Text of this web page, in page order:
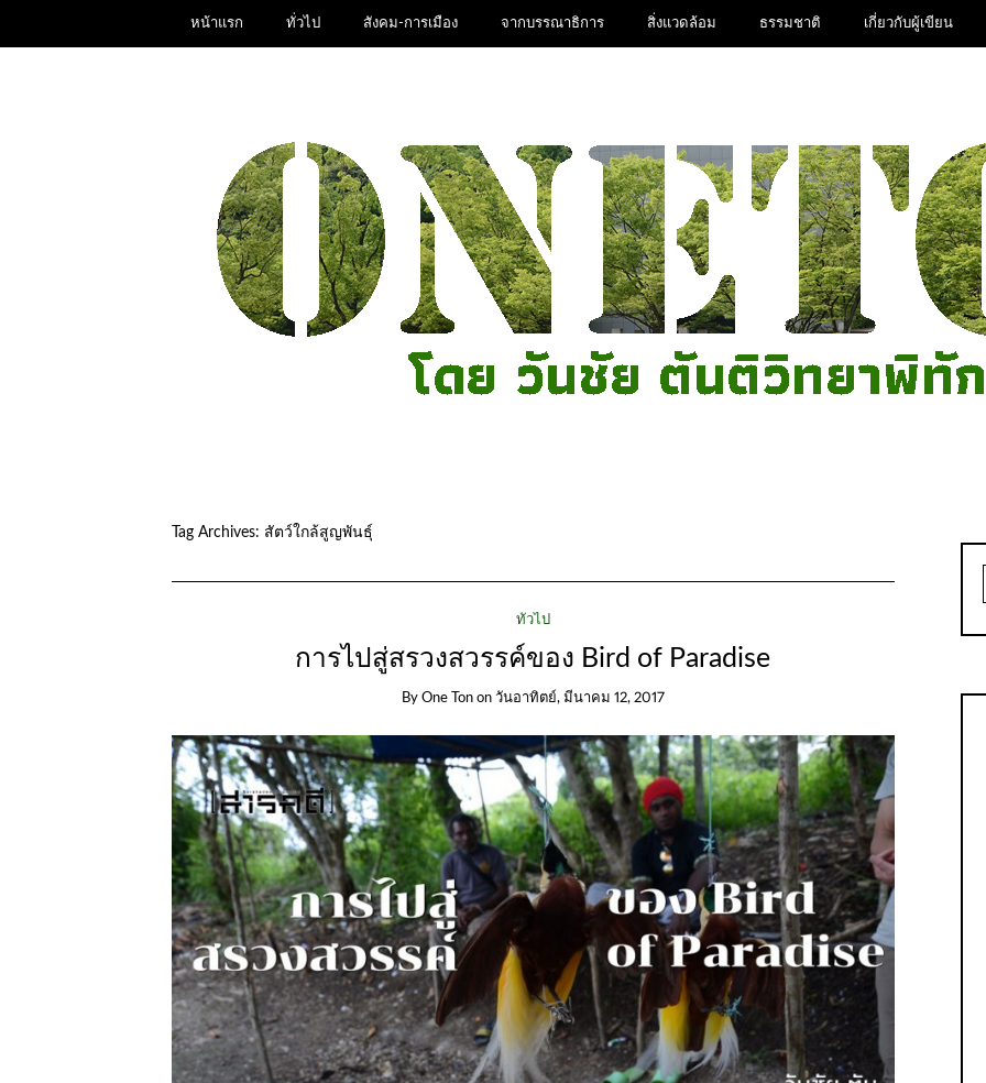
หน้าแรก ทั่วไป สังคม-การเมือง จากบรรณาธิการ สิ่งแวดล้อม ธรรมชาติ เกี่ยวกับผู้เขียน
Tag Archives: สัตว์ใกล้สูญพันธุ์
ทั่วไป
การไปสู่สรวงสวรรค์ของ Bird of Paradise
By One Ton on วันอาทิตย์, มีนาคม 12, 2017